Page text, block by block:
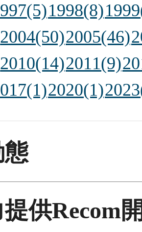
1998(8)
2004(50)2005(46)
2010(14)2011(9)
2020(1)
態
供Recom